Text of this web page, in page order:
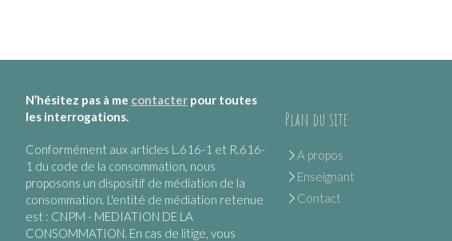
N’hésitez pas à me contacter pour toutes
les interrogations.
Conformément aux articles L.616-1 et R.616-
1 du code de la consommation, nous
proposons un dispositif de médiation de la
consommation. L'entité de médiation retenue
est : CNPM - MEDIATION DE LA
CONSOMMATION. En cas de litige, vous
Plan du site
A propos
Enseignant
Contact